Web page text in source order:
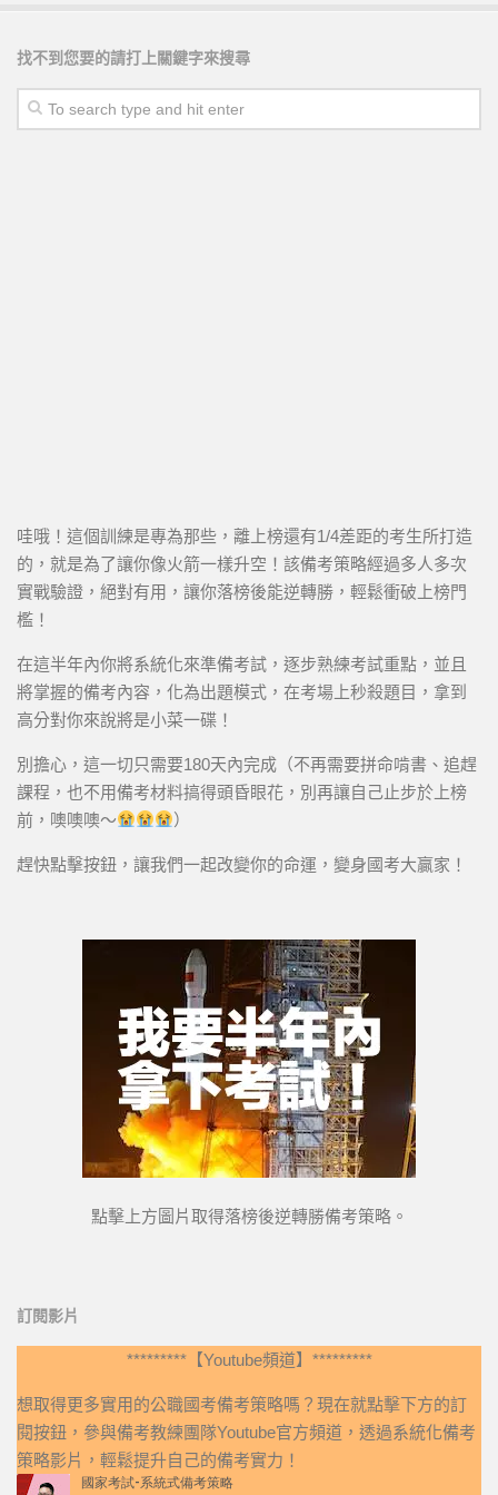
找不到您要的請打上關鍵字來搜尋
哇哦！這個訓練是專為那些，離上榜還有1/4差距的考生所打造
的，就是為了讓你像火箭一樣升空！該備考策略經過多人多次
實戰驗證，絕對有用，讓你落榜後能逆轉勝，輕鬆衝破上榜門
檻！
在這半年內你將系統化來準備考試，逐步熟練考試重點，並且
將掌握的備考內容，化為出題模式，在考場上秒殺題目，拿到
高分對你來說將是小菜一碟！
別擔心，這一切只需要180天內完成（不再需要拼命啃書、追趕
課程，也不用備考材料搞得頭昏眼花，別再讓自己止步於上榜
前，噢噢噢～
）
趕快點擊按鈕，讓我們一起改變你的命運，變身國考大贏家！
點擊上方圖片取得落榜後逆轉勝備考策略。
訂閱影片
*********【Youtube頻道】*********
想取得更多實用的公職國考備考策略嗎？現在就點擊下方的訂
閱按鈕，參與備考教練團隊Youtube官方頻道，透過系統化備考
策略影片，輕鬆提升自己的備考實力！